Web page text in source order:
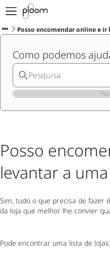
Porquê Ploom?
Loja
Descubra Ploom Club
Artigos
Ajuda e Suporte
Posso encomendar online e ir
Como podemos
Posso
levantar a
Sim, tudo o que precisa de fazer
da loja que melhor lhe convier
Pode encontrar uma lista de